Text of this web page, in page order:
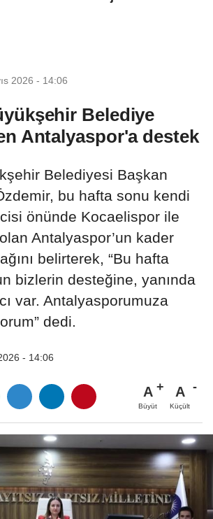
2026 - 14:06
Belediye
Antalyaspor'a destek
Belediyesi Başkan
bu hafta sonu kendi
önünde Kocaelispor ile
Antalyaspor’un kader
belirterek, “Bu hafta
bizlerin desteğine, yanında
var. Antalyasporumuza
dedi.
- 14:06
A
Büyüt
A
Küçült